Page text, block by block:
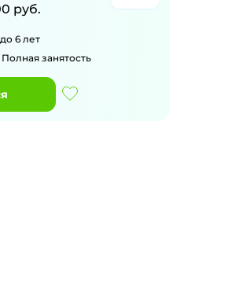
руб.
6 лет
Полная занятость